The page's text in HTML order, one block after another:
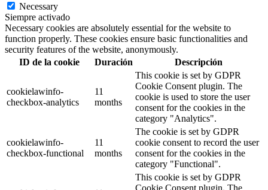
Necessary
Siempre activado
Necessary cookies are absolutely essential for the website to
function properly. These cookies ensure basic functionalities and
security features of the website, anonymously.
ID de la cookie
Duración Descripción
cookielawinfo-
checkbox-analytics
11
months
This cookie is set by GDPR
Cookie Consent plugin. The
cookie is used to store the user
consent for the cookies in the
category "Analytics".
cookielawinfo-
checkbox-functional
11
months
The cookie is set by GDPR
cookie consent to record the user
consent for the cookies in the
category "Functional".
This cookie is set by GDPR
Cookie Consent plugin. The